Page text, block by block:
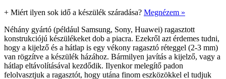
+ Miért ilyen sok idő a készülék száradása? Megnézem »
Néhány gyártó (például Samsung, Sony, Huawei) ragasztott
konstrukciójú készülékeket dob a piacra. Ezekről azt érdemes tudni,
hogy a kijelző és a hátlap is egy vékony ragasztó réteggel (2-3 mm)
van rögzítve a készülék házához. Bármilyen javítás a kijelző, vagy a
hátlap eltávolításával kezdődik. Ilyenkor melegítő padon
felolvasztjuk a ragasztót, hogy utána finom eszközökkel el tudjuk